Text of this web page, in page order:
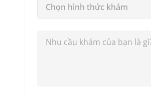
Chọn hình thức khám